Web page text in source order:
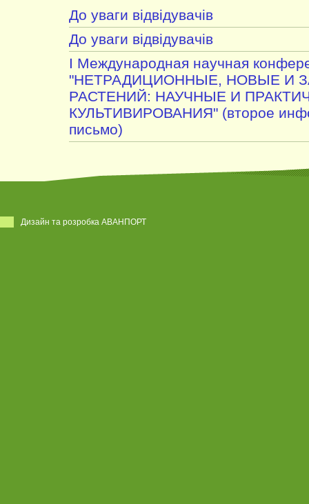
До уваги відвідувачів
До уваги відвідувачів
I Международная научная
"НЕТРАДИЦИОННЫЕ, НОВЫЕ И
РАСТЕНИЙ: НАУЧНЫЕ И
КУЛЬТИВИРОВАНИЯ" (второе
письмо)
Дизайн та розробка АВАНПОРТ